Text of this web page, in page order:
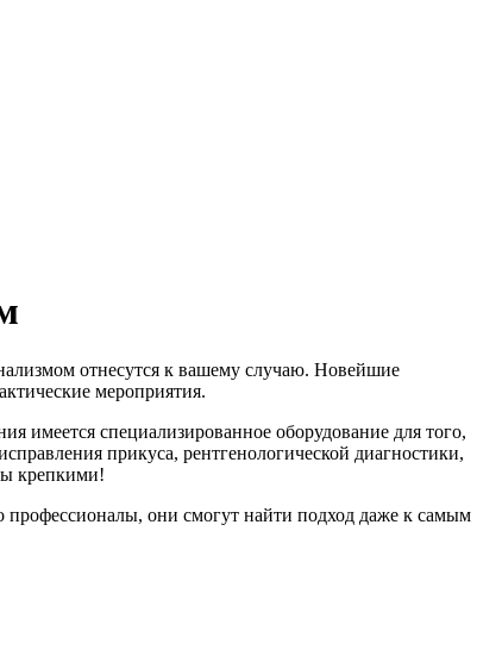
отнесутся к вашему случаю. Новейшие
мероприятия.
имеется специализированное оборудование для того,
прикуса, рентгенологической диагностики,
крепкими!
они смогут найти подход даже к самым